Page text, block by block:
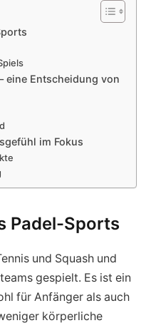
eine Entscheidung von
im Fokus
Padel-Sports
und Squash und
gespielt. Es ist ein
für Anfänger als auch
körperliche